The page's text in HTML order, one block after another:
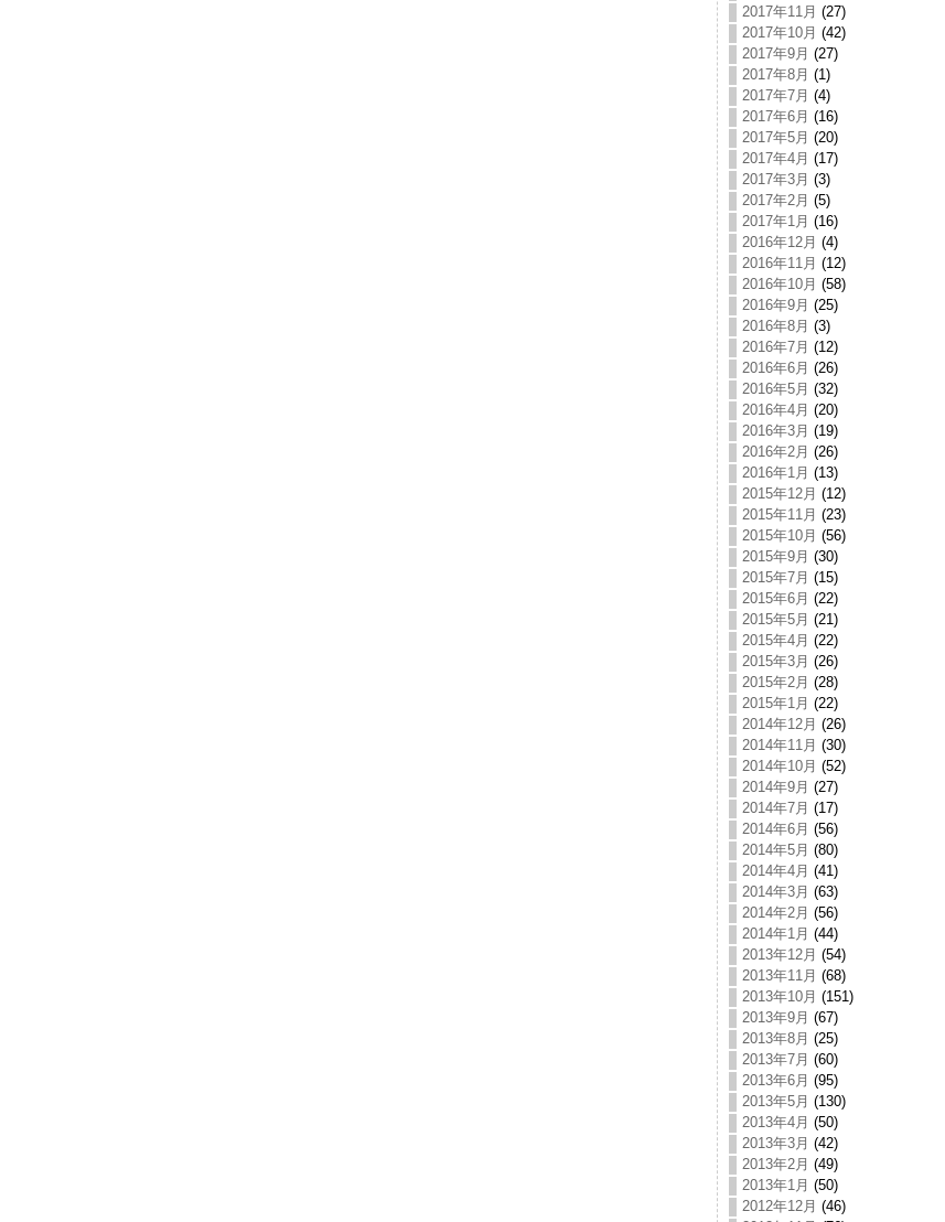
2017年11月 (27)
2017年10月 (42)
2017年9月 (27)
2017年8月 (1)
2017年7月 (4)
2017年6月 (16)
2017年5月 (20)
2017年4月 (17)
2017年3月 (3)
2017年2月 (5)
2017年1月 (16)
2016年12月 (4)
2016年11月 (12)
2016年10月 (58)
2016年9月 (25)
2016年8月 (3)
2016年7月 (12)
2016年6月 (26)
2016年5月 (32)
2016年4月 (20)
2016年3月 (19)
2016年2月 (26)
2016年1月 (13)
2015年12月 (12)
2015年11月 (23)
2015年10月 (56)
2015年9月 (30)
2015年7月 (15)
2015年6月 (22)
2015年5月 (21)
2015年4月 (22)
2015年3月 (26)
2015年2月 (28)
2015年1月 (22)
2014年12月 (26)
2014年11月 (30)
2014年10月 (52)
2014年9月 (27)
2014年7月 (17)
2014年6月 (56)
2014年5月 (80)
2014年4月 (41)
2014年3月 (63)
2014年2月 (56)
2014年1月 (44)
2013年12月 (54)
2013年11月 (68)
2013年10月 (151)
2013年9月 (67)
2013年8月 (25)
2013年7月 (60)
2013年6月 (95)
2013年5月 (130)
2013年4月 (50)
2013年3月 (42)
2013年2月 (49)
2013年1月 (50)
2012年12月 (46)